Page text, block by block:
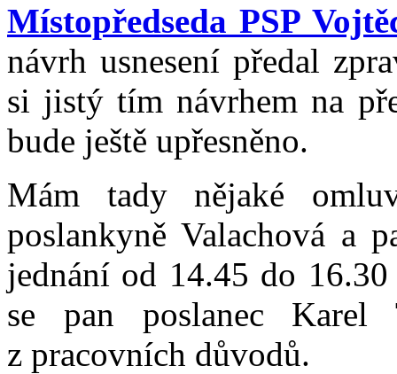
Místopředseda PSP
návrh usnesení předal
si jistý tím návrhem na
bude ještě upřesněno.
Mám tady nějaké
poslankyně Valachová a
jednání od 14.45 do
se pan poslanec
z pracovních důvodů.